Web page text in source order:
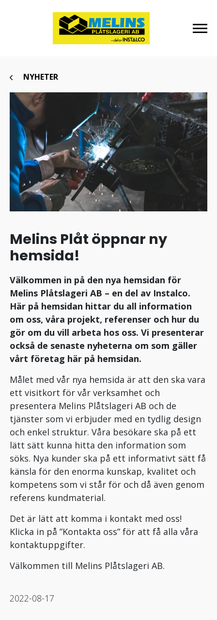
NYHETER
Melins Plåt öppnar ny
hemsida!
Välkommen in på den nya hemsidan för
Melins Plåtslageri AB – en del av Instalco.
Här på hemsidan hittar du all information
om oss, våra projekt, referenser och hur du
gör om du vill arbeta hos oss. Vi presenterar
också de senaste nyheterna om som gäller
vårt företag här på hemsidan.
Målet med vår nya hemsida är att den ska vara
ett visitkort för vår verksamhet och
presentera Melins Plåtslageri AB och de
tjänster som vi erbjuder med en tydlig design
och enkel struktur. Våra besökare ska på ett
lätt sätt kunna hitta den information som
söks. Nya kunder ska på ett informativt sätt få
känsla för den enorma kunskap, kvalitet och
kompetens som vi står för och då även genom
referens kundmaterial.
Det är lätt att komma i kontakt med oss!
Klicka in på ”Kontakta oss” för att få alla våra
kontaktuppgifter.
Välkommen till Melins Plåtslageri AB.
2022-08-17